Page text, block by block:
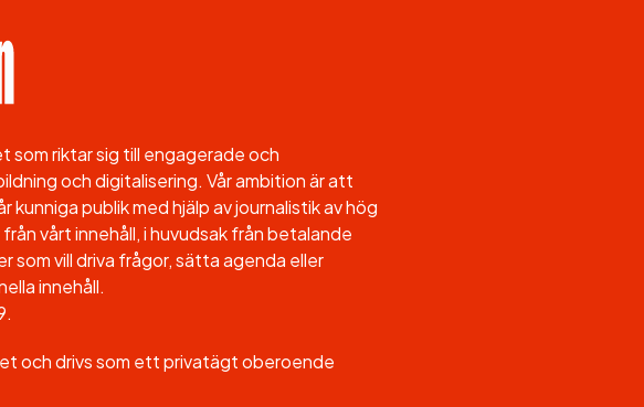
riktar sig till engagerade och
och digitalisering. Vår ambition är att
kunniga publik med hjälp av journalistik av hög
vårt innehåll, i huvudsak från betalande
som vill driva frågor, sätta agenda eller
innehåll.
och drivs som ett privatägt oberoende